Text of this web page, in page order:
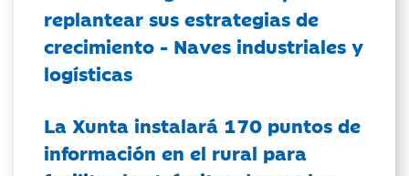
replantear sus estrategias de
crecimiento - Naves industriales y
logísticas
La Xunta instalará 170 puntos de
información en el rural para